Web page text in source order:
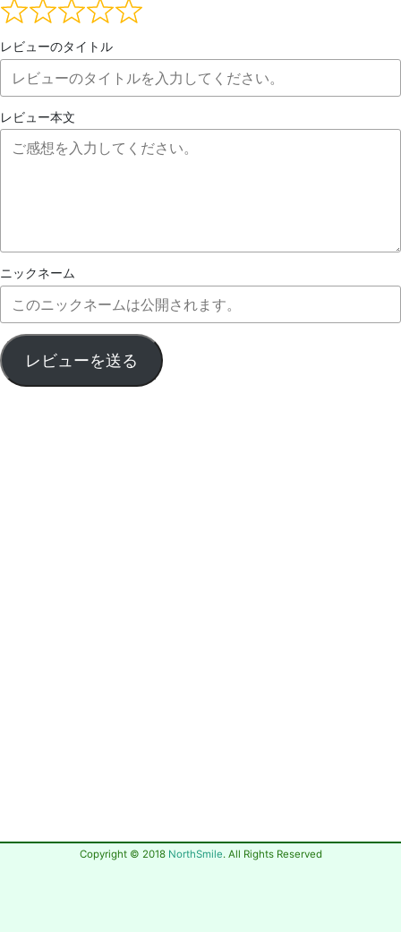
レビューのタイトル
レビュー本文
ニックネーム
レビューを送る
Copyright © 2018 NorthSmile. All Rights Reserved